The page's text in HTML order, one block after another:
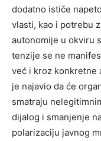
dodatno ističe
vlasti, kao i potrebu
autonomije u okviru
tenzije se ne
već i kroz konkretne
je najavio da će
smatraju
dijalog i smanjenje
polarizaciju javnog